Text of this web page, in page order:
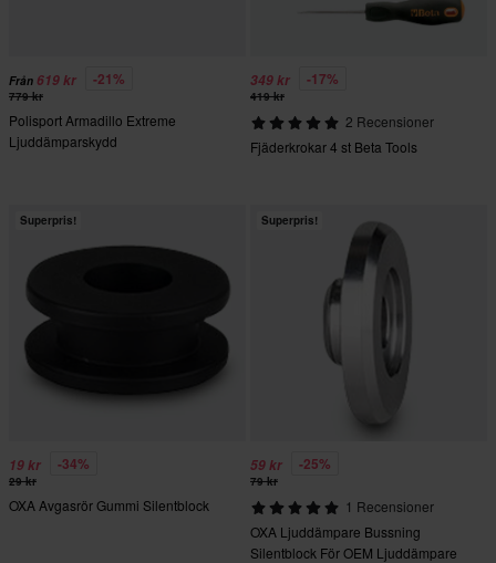
Från 619 kr -21%
779 kr
Polisport Armadillo Extreme
Ljuddämparskydd
349 kr -17%
419 kr
2 Recensioner
Fjäderkrokar 4 st Beta Tools
Superpris!
19 kr -34%
29 kr
OXA Avgasrör Gummi Silentblock
Superpris!
59 kr -25%
79 kr
1 Recensioner
OXA Ljuddämpare Bussning
Silentblock För OEM Ljuddämpare